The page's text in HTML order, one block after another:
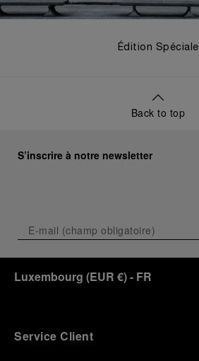
Édition Spéciale
Back to top
S’inscrire à notre newsletter
Luxembourg (EUR €)- FR
Service Client